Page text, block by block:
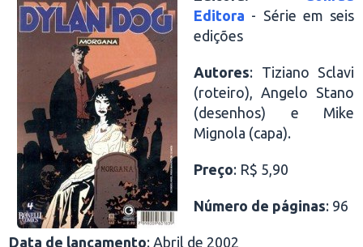
Editora - Série em seis
edições
Autores: Tiziano Sclavi
(roteiro), Angelo Stano
(desenhos) e Mike
Mignola (capa).
Preço: R$ 5,90
Número de páginas: 96
Data de lançamento: Abril de 2002